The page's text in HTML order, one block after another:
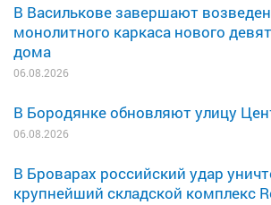
В Василькове завершают
монолитного каркаса нового
дома
06.08.2026
В Бородянке обновляют улицу
06.08.2026
В Броварах российский удар
крупнейший складской комплекс